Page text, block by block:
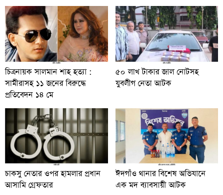
চিত্রনায়ক সালমান শাহ হত্যা :
সামীরাসহ ১১ জনের বিরুদ্ধে
প্রতিবেদন ১৪ মে
৫০ লাখ টাকার জাল নোটসহ
যুবলীগ নেতা আটক
চাকসু নেতার ওপর হামলার প্রধান
আসামি গ্রেফতার
ঈদগাঁও থানার বিশেষ অভিযানে
এক মদ ব্যাবসায়ী আটক